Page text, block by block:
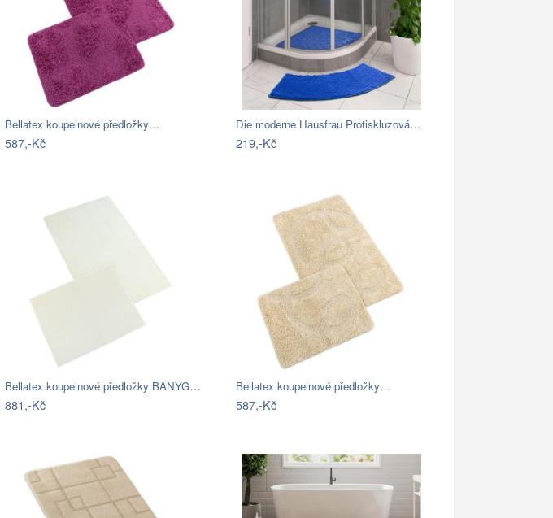
Bellatex koupelnové předložky…
587,-Kč
Die moderne Hausfrau Protiskluzová…
219,-Kč
Bellatex koupelnové předložky BANYGOLD…
881,-Kč
Bellatex koupelnové předložky…
587,-Kč